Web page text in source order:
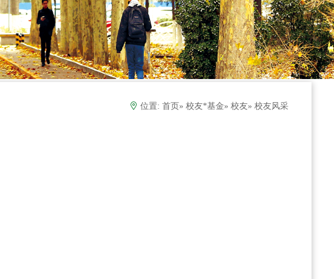
位置: 首页 » 校友*基金» 校友» 校友风采